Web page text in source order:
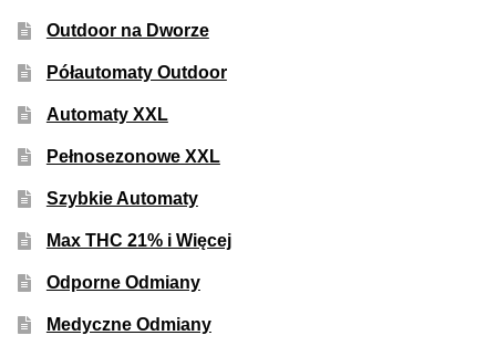
Outdoor na Dworze
Półautomaty Outdoor
Automaty XXL
Pełnosezonowe XXL
Szybkie Automaty
Max THC 21% i Więcej
Odporne Odmiany
Medyczne Odmiany